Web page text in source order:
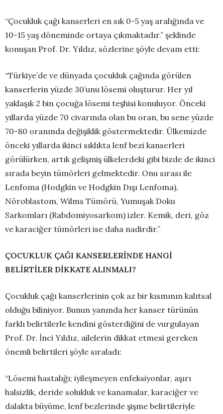
“Çocukluk çağı kanserleri en sık 0-5 yaş aralığında ve
10-15 yaş döneminde ortaya çıkmaktadır.” şeklinde
konuşan Prof. Dr. Yıldız, sözlerine şöyle devam etti:
“Türkiye’de ve dünyada çocukluk çağında görülen
kanserlerin yüzde 30’unu lösemi oluşturur. Her yıl
yaklaşık 2 bin çocuğa lösemi teşhisi konuluyor. Önceki
yıllarda yüzde 70 civarında olan bu oran, bu sene yüzde
70-80 oranında değişiklik göstermektedir. Ülkemizde
önceki yıllarda ikinci sıklıkta lenf bezi kanserleri
görülürken, artık gelişmiş ülkelerdeki gibi bizde de ikinci
sırada beyin tümörleri gelmektedir. Onu sırası ile
Lenfoma (Hodgkin ve Hodgkin Dışı Lenfoma),
Nöroblastom, Wilms Tümörü, Yumuşak Doku
Sarkomları (Rabdomiyosarkom) izler. Kemik, deri, göz
ve karaciğer tümörleri ise daha nadirdir.”
ÇOCUKLUK ÇAĞI KANSERLERİNDE HANGİ
BELİRTİLER DİKKATE ALINMALI?
Çocukluk çağı kanserlerinin çok az bir kısmının kalıtsal
olduğu biliniyor. Bunun yanında her kanser türünün
farklı belirtilerle kendini gösterdiğini de vurgulayan
Prof. Dr. İnci Yıldız, ailelerin dikkat etmesi gereken
önemli belirtileri şöyle sıraladı:
“Lösemi hastalığı; iyileşmeyen enfeksiyonlar, aşırı
halsizlik, deride solukluk ve kanamalar, karaciğer ve
dalakta büyüme, lenf bezlerinde şişme belirtileriyle